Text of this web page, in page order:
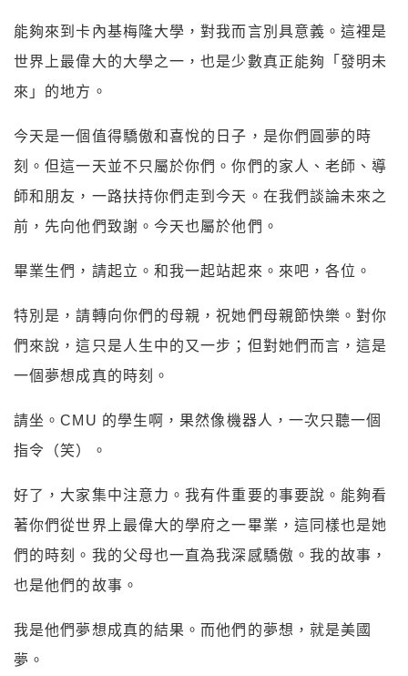
能夠來到卡內基梅隆大學，對我而言別具意義。這裡是
世界上最偉大的大學之一，也是少數真正能夠「發明未
來」的地方。
今天是一個值得驕傲和喜悅的日子，是你們圓夢的時
刻。但這一天並不只屬於你們。你們的家人、老師、導
師和朋友，一路扶持你們走到今天。在我們談論未來之
前，先向他們致謝。今天也屬於他們。
畢業生們，請起立。和我一起站起來。來吧，各位。
特別是，請轉向你們的母親，祝她們母親節快樂。對你
們來說，這只是人生中的又一步；但對她們而言，這是
一個夢想成真的時刻。
請坐。CMU 的學生啊，果然像機器人，一次只聽一個
指令（笑）。
好了，大家集中注意力。我有件重要的事要說。能夠看
著你們從世界上最偉大的學府之一畢業，這同樣也是她
們的時刻。我的父母也一直為我深感驕傲。我的故事，
也是他們的故事。
我是他們夢想成真的結果。而他們的夢想，就是美國
夢。